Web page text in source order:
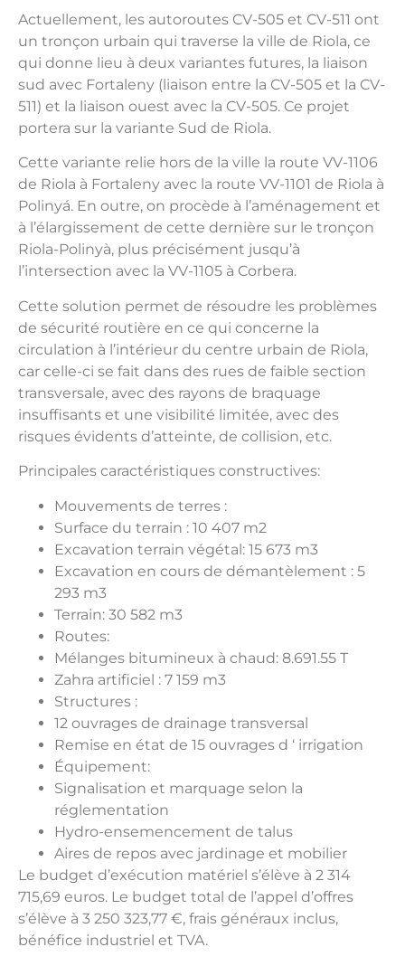
Actuellement, les autoroutes CV-505 et CV-511 ont
un tronçon urbain qui traverse la ville de Riola, ce
qui donne lieu à deux variantes futures, la liaison
sud avec Fortaleny (liaison entre la CV-505 et la CV-
511) et la liaison ouest avec la CV-505. Ce projet
portera sur la variante Sud de Riola.
Cette variante relie hors de la ville la route VV-1106
de Riola à Fortaleny avec la route VV-1101 de Riola à
Polinyá. En outre, on procède à l’aménagement et
à l’élargissement de cette dernière sur le tronçon
Riola-Polinyà, plus précisément jusqu’à
l’intersection avec la VV-1105 à Corbera.
Cette solution permet de résoudre les problèmes
de sécurité routière en ce qui concerne la
circulation à l’intérieur du centre urbain de Riola,
car celle-ci se fait dans des rues de faible section
transversale, avec des rayons de braquage
insuffisants et une visibilité limitée, avec des
risques évidents d’atteinte, de collision, etc.
Principales caractéristiques constructives:
Mouvements de terres :
Surface du terrain : 10 407 m2
Excavation terrain végétal: 15 673 m3
Excavation en cours de démantèlement : 5
293 m3
Terrain: 30 582 m3
Routes:
Mélanges bitumineux à chaud: 8.691.55 T
Zahra artificiel : 7 159 m3
Structures :
12 ouvrages de drainage transversal
Remise en état de 15 ouvrages d ‘ irrigation
Équipement:
Signalisation et marquage selon la
réglementation
Hydro-ensemencement de talus
Aires de repos avec jardinage et mobilier
Le budget d’exécution matériel s’élève à 2 314
715,69 euros. Le budget total de l’appel d’offres
s’élève à 3 250 323,77 €, frais généraux inclus,
bénéfice industriel et TVA.